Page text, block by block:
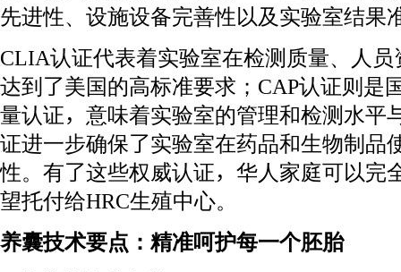
先进性、设施设备完善性以及实验室结果
CLIA认证代表着实验室在检测质量、人
达到了美国的高标准要求；CAP认证则是
量认证，意味着实验室的管理和检测水平
证进一步确保了实验室在药品和生物制品
性。有了这些权威认证，华人家庭可以完
望托付给HRC生殖中心。
养囊技术要点：精准呵护每一个胚胎